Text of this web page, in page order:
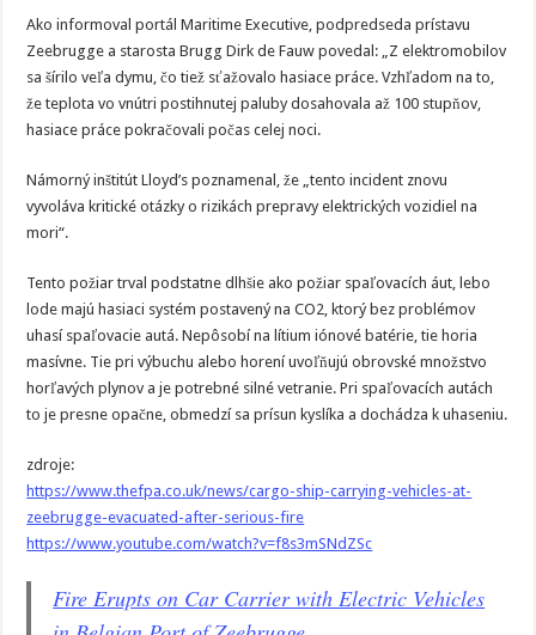
Ako informoval portál Maritime Executive, podpredseda prístavu
Zeebrugge a starosta Brugg Dirk de Fauw povedal: „Z elektromobilov
sa šírilo veľa dymu, čo tiež sťažovalo hasiace práce. Vzhľadom na to,
že teplota vo vnútri postihnutej paluby dosahovala až 100 stupňov,
hasiace práce pokračovali počas celej noci.
Námorný inštitút Lloyd’s poznamenal, že „tento incident znovu
vyvoláva kritické otázky o rizikách prepravy elektrických vozidiel na
mori“.
Tento požiar trval podstatne dlhšie ako požiar spaľovacích áut, lebo
lode majú hasiaci systém postavený na CO2, ktorý bez problémov
uhasí spaľovacie autá. Nepôsobí na lítium iónové batérie, tie horia
masívne. Tie pri výbuchu alebo horení uvoľňujú obrovské množstvo
horľavých plynov a je potrebné silné vetranie. Pri spaľovacích autách
to je presne opačne, obmedzí sa prísun kyslíka a dochádza k uhaseniu.
zdroje:
https://www.thefpa.co.uk/news/cargo-ship-carrying-vehicles-at-
zeebrugge-evacuated-after-serious-fire
https://www.youtube.com/watch?v=f8s3mSNdZSc
Fire Erupts on Car Carrier with Electric Vehicles